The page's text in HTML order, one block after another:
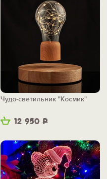
12 950 Р
Чудо-светильник "Космик"